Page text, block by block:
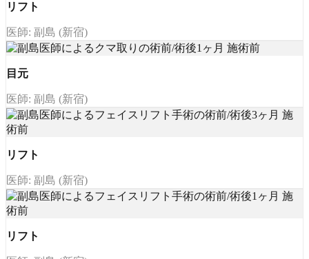
リフト
医師: 副島 (新宿)
目元
医師: 副島 (新宿)
リフト
医師: 副島 (新宿)
リフト